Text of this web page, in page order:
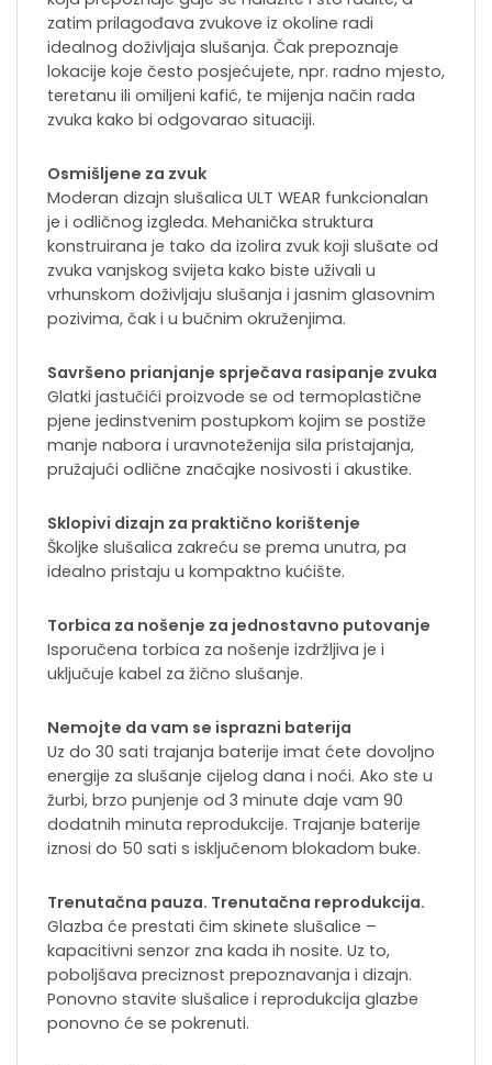
zatim prilagođava zvukove iz okoline radi
idealnog doživljaja slušanja. Čak prepoznaje
lokacije koje često posjećujete, npr. radno mjesto,
teretanu ili omiljeni kafić, te mijenja način rada
zvuka kako bi odgovarao situaciji.
Osmišljene za zvuk
Moderan dizajn slušalica ULT WEAR funkcionalan
je i odličnog izgleda. Mehanička struktura
konstruirana je tako da izolira zvuk koji slušate od
zvuka vanjskog svijeta kako biste uživali u
vrhunskom doživljaju slušanja i jasnim glasovnim
pozivima, čak i u bučnim okruženjima.
Savršeno prianjanje sprječava rasipanje zvuka
Glatki jastučići proizvode se od termoplastične
pjene jedinstvenim postupkom kojim se postiže
manje nabora i uravnoteženija sila pristajanja,
pružajući odlične značajke nosivosti i akustike.
Sklopivi dizajn za praktično korištenje
Školjke slušalica zakreću se prema unutra, pa
idealno pristaju u kompaktno kućište.
Torbica za nošenje za jednostavno putovanje
Isporučena torbica za nošenje izdržljiva je i
uključuje kabel za žično slušanje.
Nemojte da vam se isprazni baterija
Uz do 30 sati trajanja baterije imat ćete dovoljno
energije za slušanje cijelog dana i noći. Ako ste u
žurbi, brzo punjenje od 3 minute daje vam 90
dodatnih minuta reprodukcije. Trajanje baterije
iznosi do 50 sati s isključenom blokadom buke.
Trenutačna pauza. Trenutačna reprodukcija.
Glazba će prestati čim skinete slušalice –
kapacitivni senzor zna kada ih nosite. Uz to,
poboljšava preciznost prepoznavanja i dizajn.
Ponovno stavite slušalice i reprodukcija glazbe
ponovno će se pokrenuti.